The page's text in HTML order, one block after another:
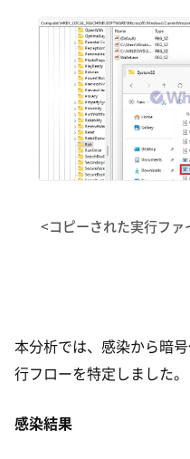
<コピーされた実行フ
本分析では、感染から暗
行フローを特定しました。
感染結果